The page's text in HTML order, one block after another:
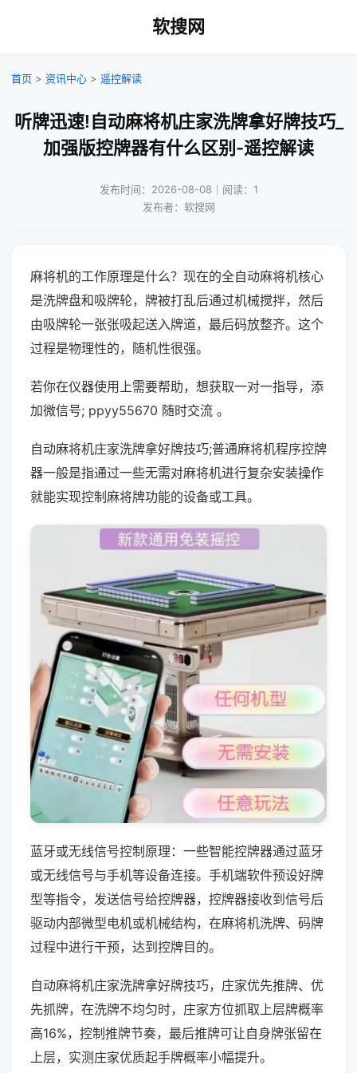
软搜网
首页 > 资讯中心 > 遥控解读
听牌迅速!自动麻将机庄家洗牌拿好牌技巧_
加强版控牌器有什么区别-遥控解读
发布时间：2026-08-08｜阅读：1
发布者：软搜网
麻将机的工作原理是什么？现在的全自动麻将机核心
是洗牌盘和吸牌轮，牌被打乱后通过机械搅拌，然后
由吸牌轮一张张吸起送入牌道，最后码放整齐。这个
过程是物理性的，随机性很强。
若你在仪器使用上需要帮助，想获取一对一指导，添
加微信号; ppyy55670 随时交流 。
自动麻将机庄家洗牌拿好牌技巧;普通麻将机程序控牌
器一般是指通过一些无需对麻将机进行复杂安装操作
就能实现控制麻将牌功能的设备或工具。
蓝牙或无线信号控制原理：一些智能控牌器通过蓝牙
或无线信号与手机等设备连接。手机端软件预设好牌
型等指令，发送信号给控牌器，控牌器接收到信号后
驱动内部微型电机或机械结构，在麻将机洗牌、码牌
过程中进行干预，达到控牌目的。
自动麻将机庄家洗牌拿好牌技巧，庄家优先推牌、优
先抓牌，在洗牌不均匀时，庄家方位抓取上层牌概率
高16%，控制推牌节奏，最后推牌可让自身牌张留在
上层，实测庄家优质起手牌概率小幅提升。